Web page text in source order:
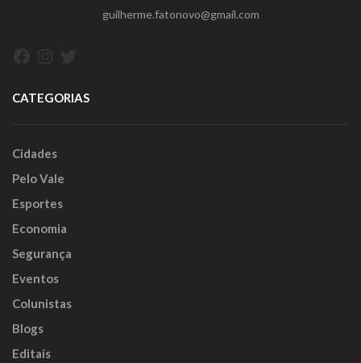
guilherme.fatonovo@gmail.com
CATEGORIAS
Cidades
Pelo Vale
Esportes
Economia
Segurança
Eventos
Colunistas
Blogs
Editais